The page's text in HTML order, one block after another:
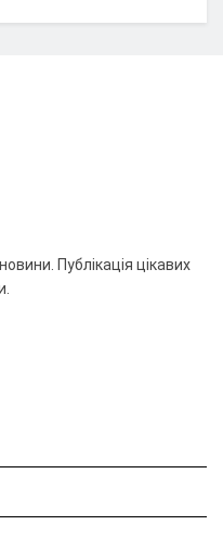
Публікація цікавих